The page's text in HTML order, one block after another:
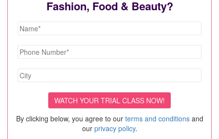
Fashion, Food & Beauty?
By clicking below, you agree to our terms and conditionsand
our privacy policy.